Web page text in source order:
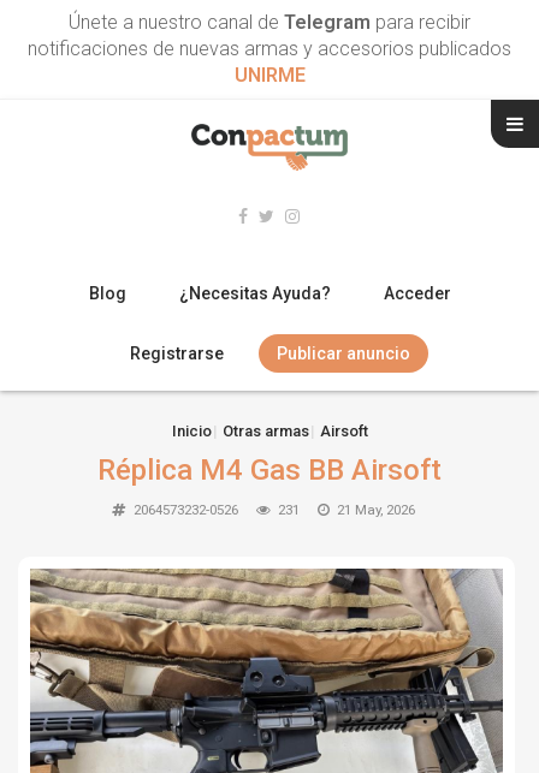
Únete a nuestro canal de Telegram para recibir
notificaciones de nuevas armas y accesorios publicados
UNIRME
Blog ¿Necesitas Ayuda? Acceder
Registrarse Publicar anuncio
ESCOPETAS
ARMAS CORTAS
TIRO Y COMPETICIÓN
AIRE COMPRIMIDO
OTRAS ARMAS
ACCESORIOS
Inicio Otras armas Airsoft
Réplica M4 Gas BB Airsoft
2064573232-0526 231 21 May, 2026